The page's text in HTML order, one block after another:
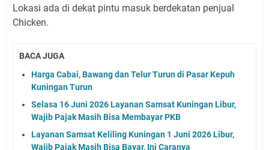
Lokasi ada di dekat pintu masuk berdekatan penjual
Chicken.
BACA JUGA
Harga Cabai, Bawang dan Telur Turun di Pasar Kepuh
Kuningan Turun
Selasa 16 Juni 2026 Layanan Samsat Kuningan Libur,
Wajib Pajak Masih Bisa Membayar PKB
Layanan Samsat Keliling Kuningan 1 Juni 2026 Libur,
Wajib Pajak Masih Bisa Bayar, Ini Caranya